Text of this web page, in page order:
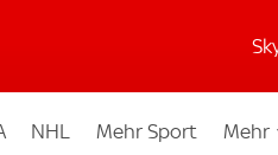
NHL Mehr Sport Mehr